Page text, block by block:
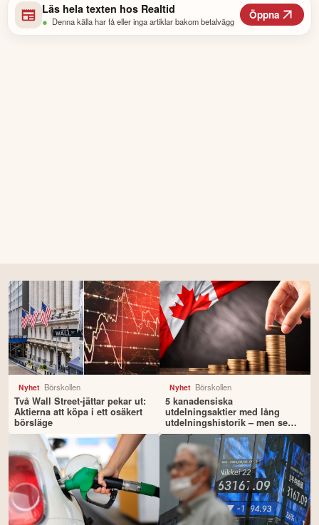
Läs hela texten hos Realtid
• Denna källa har få eller inga artiklar bakom betalvägg
Öppna
Nyhet Börskollen
Två Wall Street-jättar pekar ut:
Aktierna att köpa i ett osäkert
börsläge
Nyhet Börskollen
5 kanadensiska
utdelningsaktier med lång
utdelningshistorik – men se
upp för riskerna